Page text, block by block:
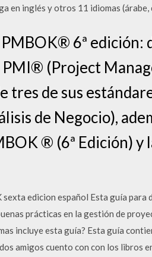
en inglés y otros 11 idiomas (árabe,
6ª edición:
(Project
tres de sus
de Negocio),
® (6ª Edición) y
edicion español Esta guía
prácticas en la gestión de
incluye esta guía? Esta guía
amigos cuento con con los libros